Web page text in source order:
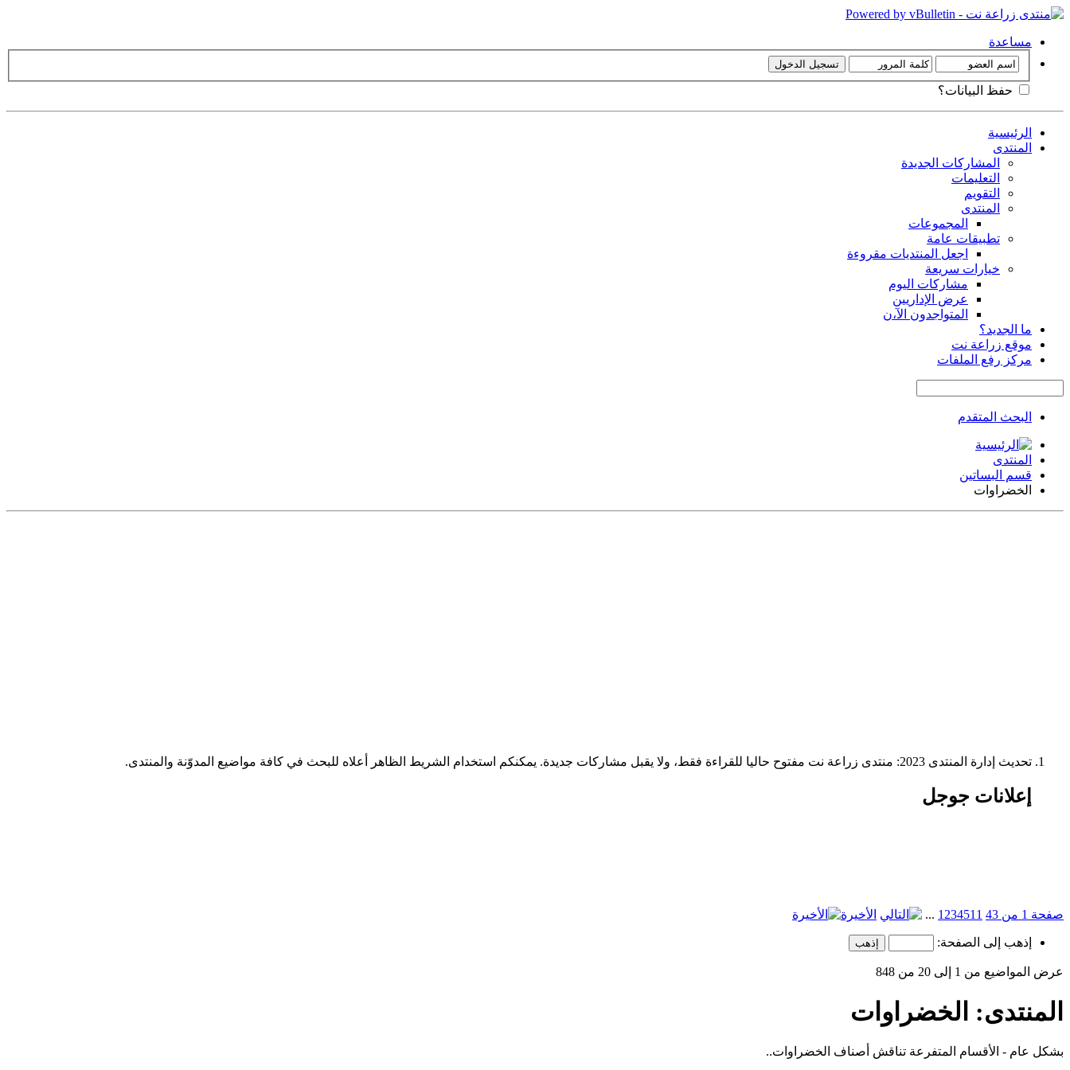
مساعدة
حفظ البيانات؟
الرئيسية
المنتدى
المشاركات الجديدة
التعليمات
التقويم
المنتدى
المجموعات
تطبيقات عامة
اجعل المنتديات مقروءة
خيارات سريعة
مشاركات اليوم
عرض الإداريين
المتواجدون الآ،ن
ما الجديد؟
موقع زراعة نت
مركز رفع الملفات
البحث المتقدم
المنتدى
قسم البساتين
الخضراوات
تحديث إدارة المنتدى 2023: منتدى زراعة نت مفتوح حاليا للقراءة فقط، ولا يقبل مشاركات جديدة. يمكنكم استخدام الشريط الظاهر أعلاه للبحث في كافة مواضيع المدوّنة والمنتدى.
إعلانات جوجل
صفحة 1 من 43 1234511
... الأخيرة
إذهب إلى الصفحة:
عرض المواضيع من 1 إلى 20 من 848
المنتدى: الخضراوات
بشكل عام - الأقسام المتفرعة تناقش أصناف الخضراوات..